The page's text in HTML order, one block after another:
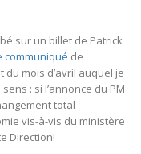
sur un billet de Patrick
communiqué de
mois d’avril auquel je
: si l’annonce du PM
total
vis-à-vis du ministère
Direction!